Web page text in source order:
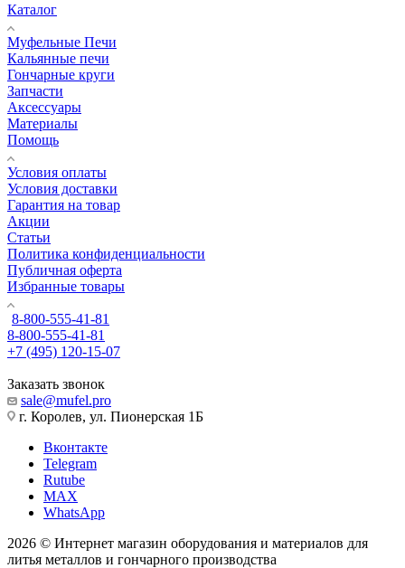
Каталог
Муфельные Печи
Кальянные печи
Гончарные круги
Запчасти
Аксессуары
Материалы
Помощь
Условия оплаты
Условия доставки
Гарантия на товар
Акции
Статьи
Политика конфиденциальности
Публичная оферта
Избранные товары
8-800-555-41-81
8-800-555-41-81
+7 (495) 120-15-07
Заказать звонок
sale@mufel.pro
г. Королев, ул. Пионерская 1Б
Вконтакте
Telegram
Rutube
MAX
WhatsApp
2026 © Интернет магазин оборудования и материалов для
литья металлов и гончарного производства